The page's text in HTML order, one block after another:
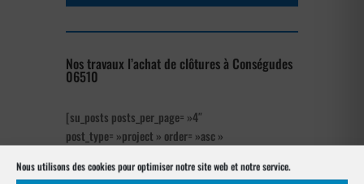
Nous utilisons des cookies pour optimiser notre site web et notre service.
Nos travaux l’achat de clôtures à Conségudes
06510
[su_posts posts_per_page= »4″
post_type= »project » order= »asc »